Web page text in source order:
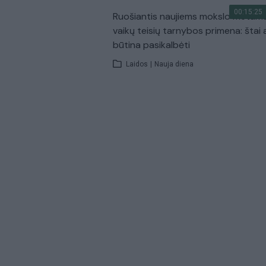
00:15:25
Ruošiantis naujiems mokslo
vaikų teisių tarnybos primena: štai
būtina pasikalbėti
Laidos | Nauja diena